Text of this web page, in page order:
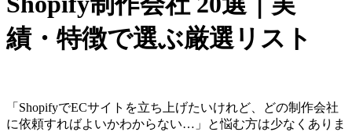
績・特徴で選ぶ厳選リスト
「ShopifyでECサイトを立ち上げたいけれど、どの制作会社
に依頼すればよいかわからない…」と悩む方は少なくありま